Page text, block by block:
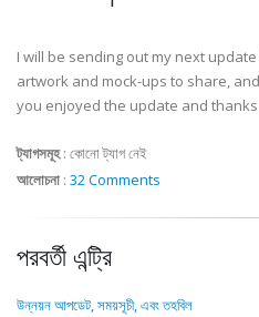
I will be sending out my next
artwork and mock-ups to share,
you enjoyed the update and
ট্যাগসমূহ: কোনো ট্যাগ নেই
আলোচনা : 32 Comments
পরবর্তী এন্ট্রি
উন্নয়ন আপডেট, সময়সূচী, এবং তহবিল